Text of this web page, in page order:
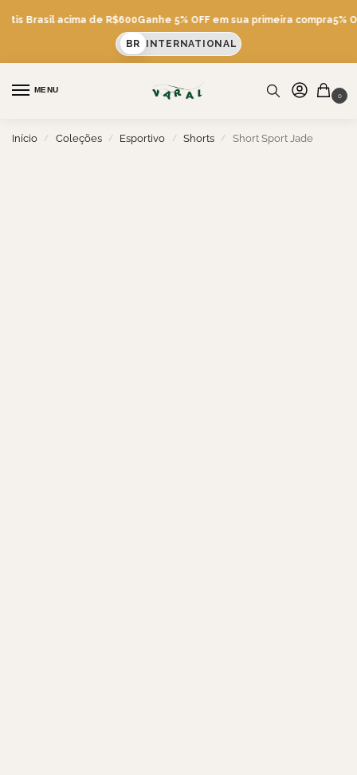
Brasil acima de R$600Ganhe 5% OFF em sua primeira compra5%
BR INTERNATIONAL
MENU
0
Início / Coleções / Esportivo / Shorts / Short Sport Jade